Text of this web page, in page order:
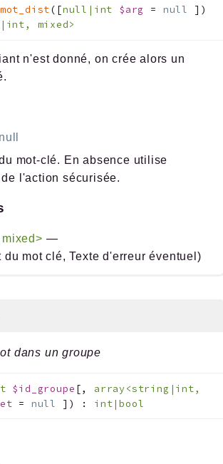
( [null|int $arg = null ] )
mixed>
n'est donné, on crée alors un
null
mot-clé. En absence utilise
de l'action sécurisée.
—
du mot clé, Texte d'erreur éventuel)
dans un groupe
$id_groupe [, array<string|int,
= null ] ) : int|bool